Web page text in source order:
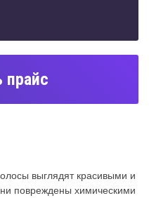
прайс
выглядят красивыми и
повреждены химическими